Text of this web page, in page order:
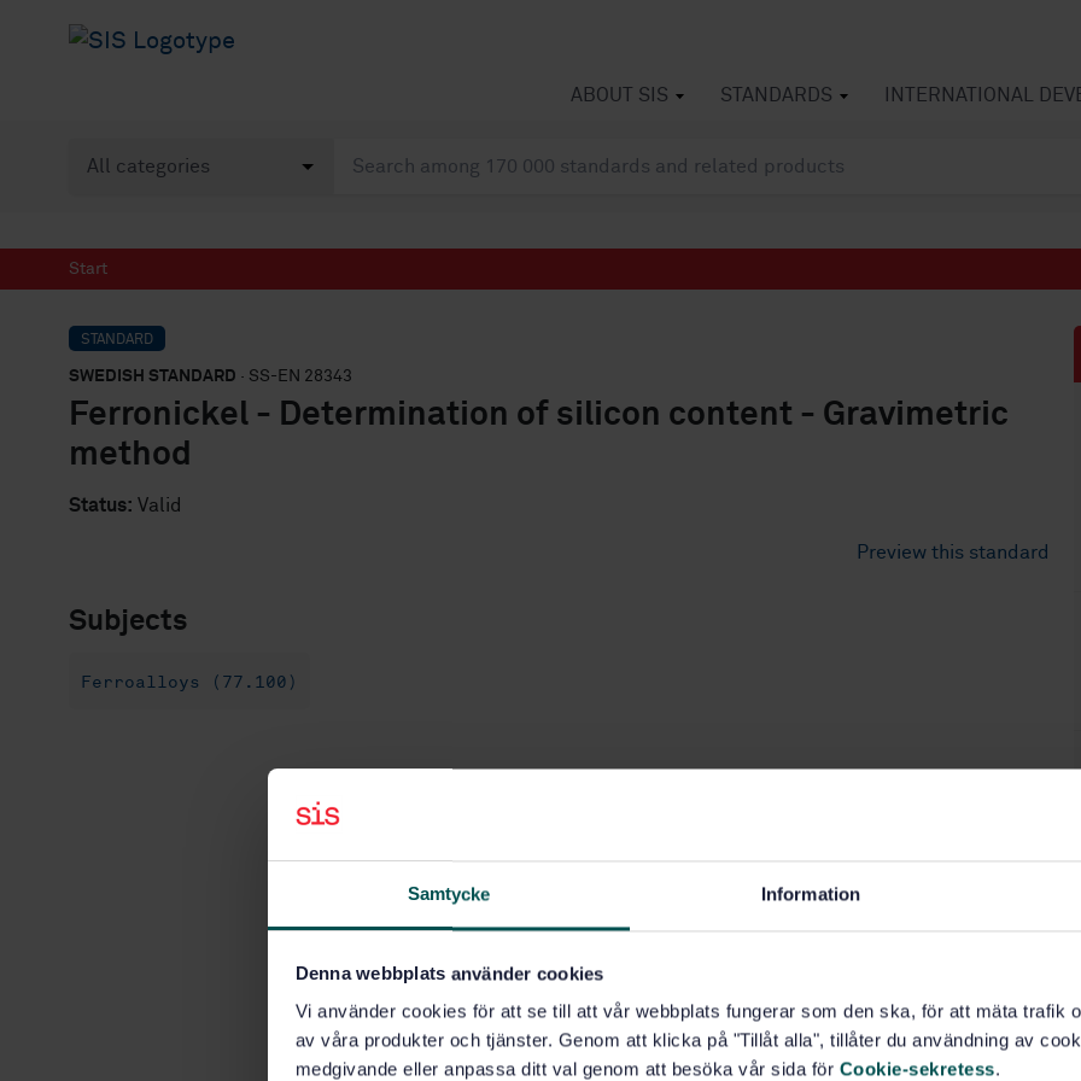
Samtycke Information
Denna webbplats använder cookies
Vi använder cookies för att se till att vår webbplats fungerar som den ska, för att mäta trafik
av våra produkter och tjänster. Genom att klicka på "Tillåt alla", tillåter du användning av
medgivande eller anpassa ditt val genom att besöka vår sida för Cookie-sekretess.
ABOUT SIS STANDARDS INTERNATIONAL
Start
STANDARD
SWEDISH STANDARD · SS-EN 28343
Ferronickel - Determination of silicon content - Gravimetric
method
Status: Valid
Preview this standard
Subjects
Ferroalloys (77.100)